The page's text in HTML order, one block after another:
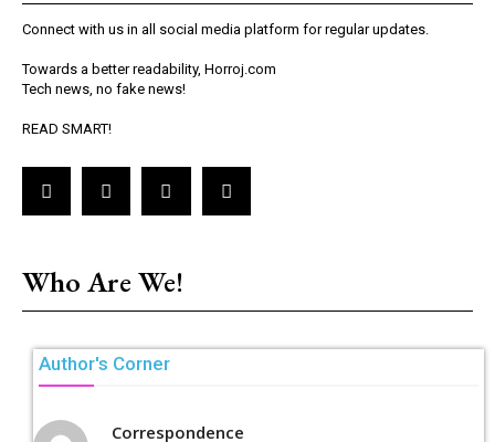
Connect with us in all social media platform for regular updates.
Towards a better readability, Horroj.com
Tech news, no fake news!
READ SMART!
Who Are We!
Author's Corner
Correspondence